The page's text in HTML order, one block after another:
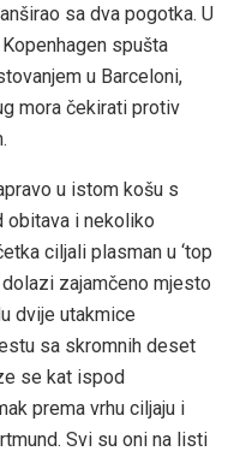
sa dva pogotka. U
spušta
u Barceloni,
mora čekirati protiv
u istom košu s
obitava i nekoliko
ciljali plasman u ‘top
zajamčeno mjesto
dvije utakmice
sa skromnih deset
se kat ispod
prema vrhu ciljaju i
Svi su oni na listi